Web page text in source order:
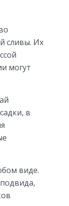
сливы. Их
могут
в
виде.